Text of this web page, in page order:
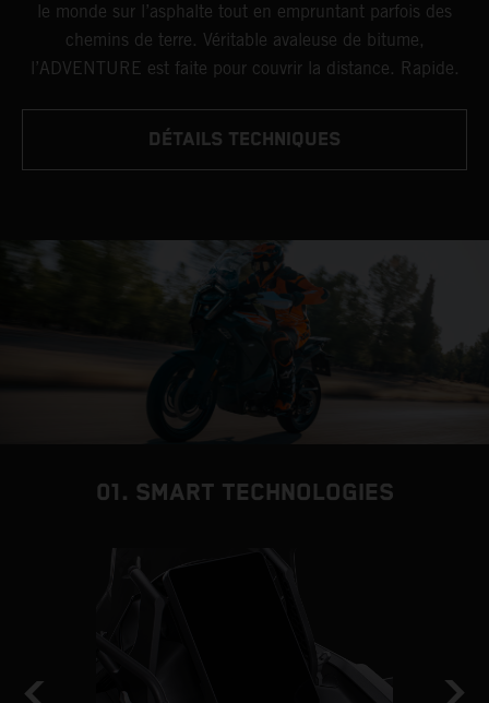
le monde sur l’asphalte tout en empruntant parfois des
chemins de terre. Véritable avaleuse de bitume,
l’ADVENTURE est faite pour couvrir la distance. Rapide.
DÉTAILS TECHNIQUES
01. SMART TECHNOLOGIES